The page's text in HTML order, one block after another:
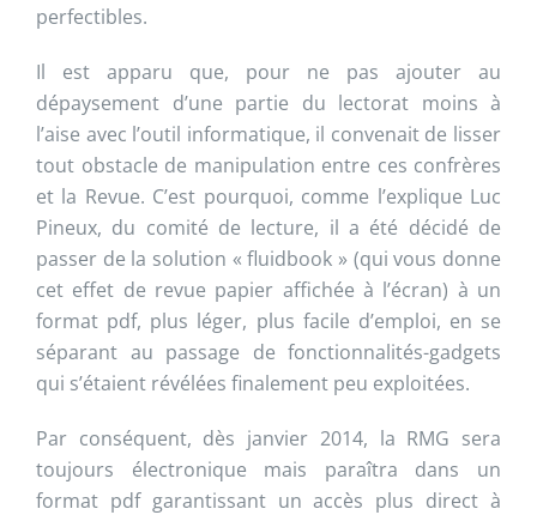
perfectibles.
Il est apparu que, pour ne pas ajouter au
dépaysement d’une partie du lectorat moins à
l’aise avec l’outil informatique, il convenait de lisser
tout obstacle de manipulation entre ces confrères
et la Revue. C’est pourquoi, comme l’explique Luc
Pineux, du comité de lecture, il a été décidé de
passer de la solution « fluidbook » (qui vous donne
cet effet de revue papier affichée à l’écran) à un
format pdf, plus léger, plus facile d’emploi, en se
séparant au passage de fonctionnalités-gadgets
qui s’étaient révélées finalement peu exploitées.
Par conséquent, dès janvier 2014, la RMG sera
toujours électronique mais paraîtra dans un
format pdf garantissant un accès plus direct à